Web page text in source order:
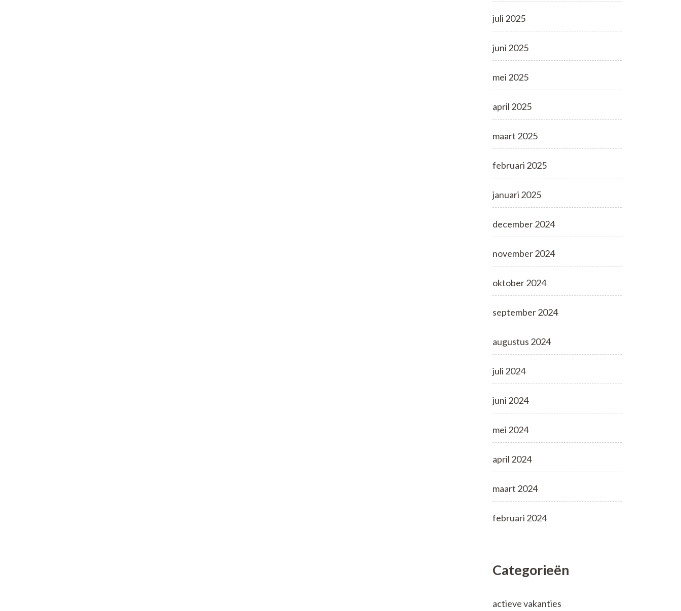
juli 2025
juni 2025
mei 2025
april 2025
maart 2025
februari 2025
januari 2025
december 2024
november 2024
oktober 2024
september 2024
augustus 2024
juli 2024
juni 2024
mei 2024
april 2024
maart 2024
februari 2024
Categorieën
actieve vakanties